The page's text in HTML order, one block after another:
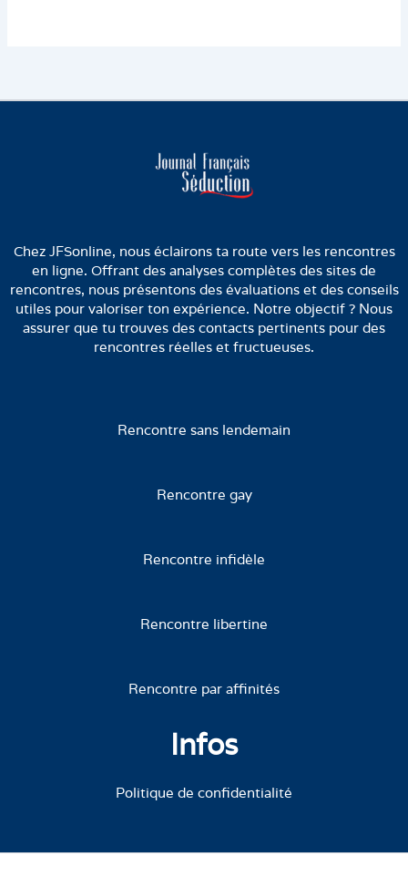
Chez JFSonline, nous éclairons ta route vers les rencontres
en ligne. Offrant des analyses complètes des sites de
rencontres, nous présentons des évaluations et des conseils
utiles pour valoriser ton expérience. Notre objectif ? Nous
assurer que tu trouves des contacts pertinents pour des
rencontres réelles et fructueuses.
Rencontre sans lendemain
Rencontre gay
Rencontre infidèle
Rencontre libertine
Rencontre par affinités
Infos
Politique de confidentialité